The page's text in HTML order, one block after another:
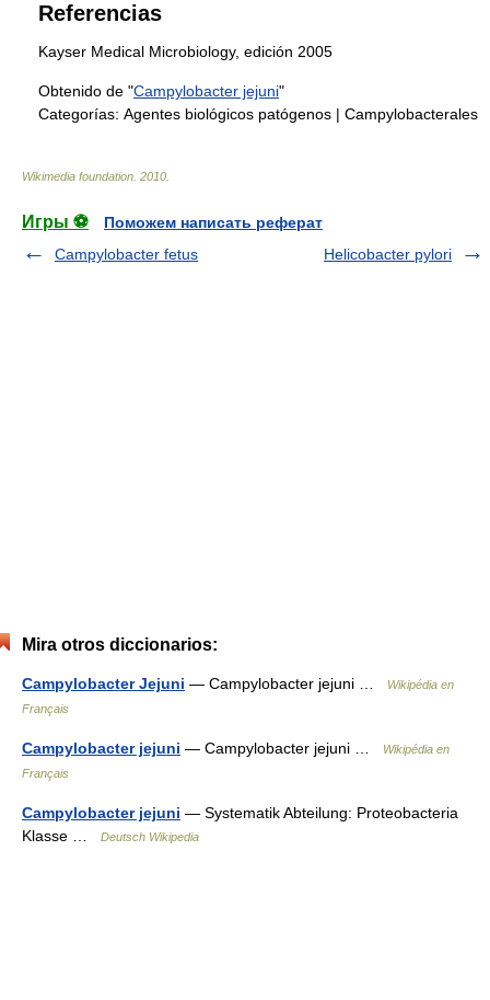
Referencias
Kayser Medical Microbiology, edición 2005
Obtenido de "Campylobacter jejuni"
Categorías: Agentes biológicos patógenos | Campylobacterales
Wikimedia foundation 2010
Игры ⚽
Поможем написать реферат
Campylobacter fetus
Helicobacter pylori
Mira otros diccionarios:
Campylobacter Jejuni — Campylobacter jejuni …
Wikipédia en
Français
Campylobacter jejuni — Campylobacter jejuni …
Wikipédia en
Français
Campylobacter jejuni — Systematik Abteilung: Proteobacteria
Klasse …
Deutsch Wikipedia